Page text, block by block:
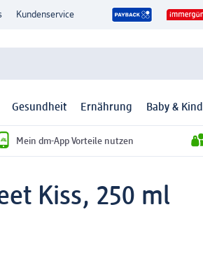
Kundenservice
Gesundheit Ernährung Baby & Kind
Mein dm-App Vorteile nutzen
Kiss, 250 ml